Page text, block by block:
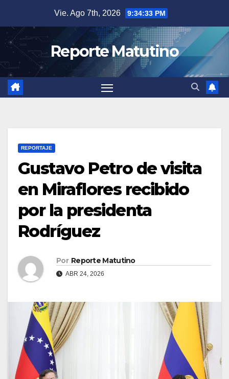
contenido
Vie. Ago 7th, 2026 9:34:34 PM
Reporte Matutino
REPORTAJE
Gustavo Petro de visita
en Miraflores recibido
por la presidenta
Rodríguez
Por Reporte Matutino
ABR 24, 2026